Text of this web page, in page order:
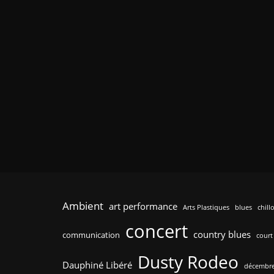
Ambient art performance Arts Plastiques blues
communication concert country blues court
Dauphiné Libéré Dusty Rodeo